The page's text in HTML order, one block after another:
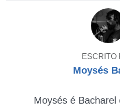
ESCRITO
Moysés
Moysés é Bacharel